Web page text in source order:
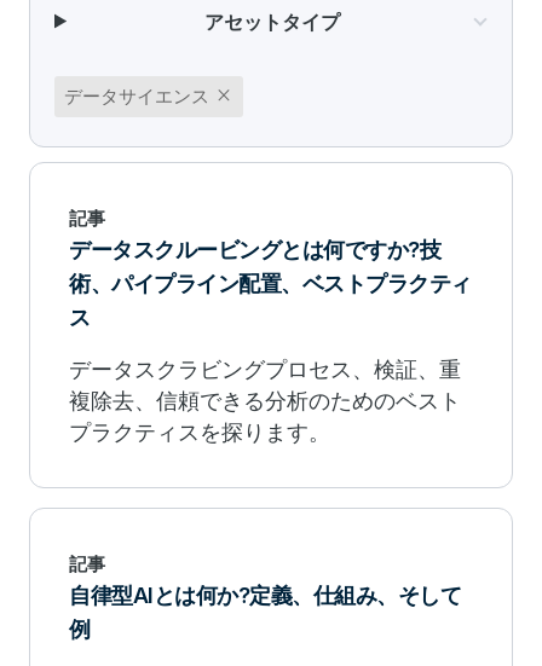
アセットタイプ
データサイエンス close
記事
データスクルービングとは何ですか?技
術、パイプライン配置、ベストプラクティ
ス
データスクラビングプロセス、検証、重
複除去、信頼できる分析のためのベスト
プラクティスを探ります。
記事
自律型AIとは何か?定義、仕組み、そして
例